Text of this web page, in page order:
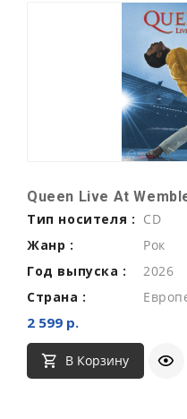
Queen Live At
Тип носителя : CD
Жанр :
Рок
Год выпуска :
2026
Страна :
2 599 р.
В Корзину